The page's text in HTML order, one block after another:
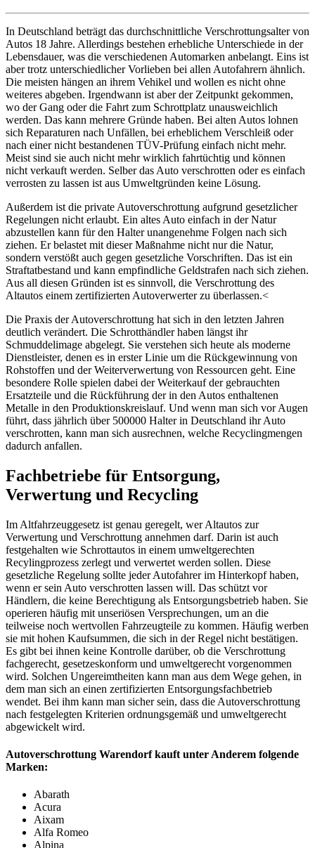
In Deutschland beträgt das durchschnittliche Verschrottungsalter von
Autos 18 Jahre. Allerdings bestehen erhebliche Unterschiede in der
Lebensdauer, was die verschiedenen Automarken anbelangt. Eins ist
aber trotz unterschiedlicher Vorlieben bei allen Autofahrern ähnlich.
Die meisten hängen an ihrem Vehikel und wollen es nicht ohne
weiteres abgeben. Irgendwann ist aber der Zeitpunkt gekommen,
wo der Gang oder die Fahrt zum Schrottplatz unausweichlich
werden. Das kann mehrere Gründe haben. Bei alten Autos lohnen
sich Reparaturen nach Unfällen, bei erheblichem Verschleiß oder
nach einer nicht bestandenen TÜV-Prüfung einfach nicht mehr.
Meist sind sie auch nicht mehr wirklich fahrtüchtig und können
nicht verkauft werden. Selber das Auto verschrotten oder es einfach
verrosten zu lassen ist aus Umweltgründen keine Lösung.
Außerdem ist die private Autoverschrottung aufgrund gesetzlicher
Regelungen nicht erlaubt. Ein altes Auto einfach in der Natur
abzustellen kann für den Halter unangenehme Folgen nach sich
ziehen. Er belastet mit dieser Maßnahme nicht nur die Natur,
sondern verstößt auch gegen gesetzliche Vorschriften. Das ist ein
Straftatbestand und kann empfindliche Geldstrafen nach sich ziehen.
Aus all diesen Gründen ist es sinnvoll, die Verschrottung des
Altautos einem zertifizierten Autoverwerter zu überlassen.<
Die Praxis der Autoverschrottung hat sich in den letzten Jahren
deutlich verändert. Die Schrotthändler haben längst ihr
Schmuddelimage abgelegt. Sie verstehen sich heute als moderne
Dienstleister, denen es in erster Linie um die Rückgewinnung von
Rohstoffen und der Weiterverwertung von Ressourcen geht. Eine
besondere Rolle spielen dabei der Weiterkauf der gebrauchten
Ersatzteile und die Rückführung der in den Autos enthaltenen
Metalle in den Produktionskreislauf. Und wenn man sich vor Augen
führt, dass jährlich über 500000 Halter in Deutschland ihr Auto
verschrotten, kann man sich ausrechnen, welche Recyclingmengen
dadurch anfallen.
Fachbetriebe für Entsorgung,
Verwertung und Recycling
Im Altfahrzeuggesetz ist genau geregelt, wer Altautos zur
Verwertung und Verschrottung annehmen darf. Darin ist auch
festgehalten wie Schrottautos in einem umweltgerechten
Recylingprozess zerlegt und verwertet werden sollen. Diese
gesetzliche Regelung sollte jeder Autofahrer im Hinterkopf haben,
wenn er sein Auto verschrotten lassen will. Das schützt vor
Händlern, die keine Berechtigung als Entsorgungsbetrieb haben. Sie
operieren häufig mit unseriösen Versprechungen, um an die
teilweise noch wertvollen Fahrzeugteile zu kommen. Häufig werben
sie mit hohen Kaufsummen, die sich in der Regel nicht bestätigen.
Es gibt bei ihnen keine Kontrolle darüber, ob die Verschrottung
fachgerecht, gesetzeskonform und umweltgerecht vorgenommen
wird. Solchen Ungereimtheiten kann man aus dem Wege gehen, in
dem man sich an einen zertifizierten Entsorgungsfachbetrieb
wendet. Bei ihm kann man sicher sein, dass die Autoverschrottung
nach festgelegten Kriterien ordnungsgemäß und umweltgerecht
abgewickelt wird.
Autoverschrottung Warendorf kauft unter Anderem folgende
Marken:
Abarath
Acura
Aixam
Alfa Romeo
Alpina